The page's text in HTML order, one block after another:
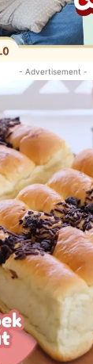
- Advertisement -